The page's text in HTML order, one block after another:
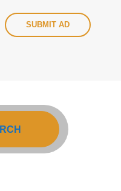
SUBMIT AD